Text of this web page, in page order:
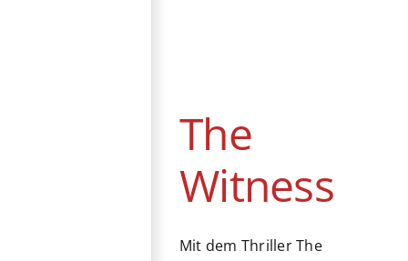
The
Witness
Mit dem Thriller The